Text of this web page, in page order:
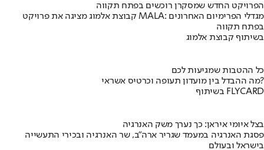
הפרויקט החדש שמסקרן רוכשים בפתח תקווה
קבוצת אלמוג מציגה את פרויקט MALA: מגדלי הפרימיום האחרונים
בפתח תקווה
בשיתוף קבוצת אלמוג
כל ההטבות שמגיעות לכם
מה ההבדל בין מועדון תעופה וכרטיס אשראי?
בשיתוף FLYCARD
בצל איומי איראן: כך נערך משק האנרגיה
פסגת האנרגיה במעמד שגריר ארה"ב, שר האנרגיה ובכירי התעשייה
בישראל ובעולם